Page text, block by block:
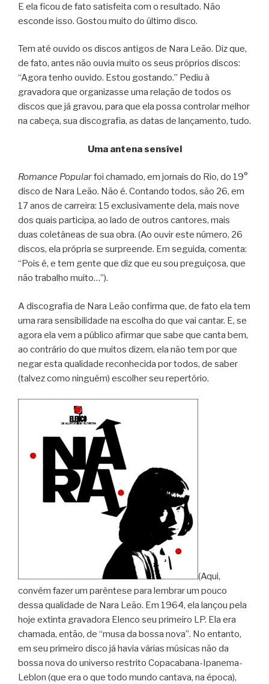
E ela ficou de fato satisfeita com o resultado. Não
esconde isso. Gostou muito do último disco.
Tem até ouvido os discos antigos de Nara Leão. Diz que,
de fato, antes não ouvia muito os seus próprios discos:
“Agora tenho ouvido. Estou gostando.” Pediu à
gravadora que organizasse uma relação de todos os
discos que já gravou, para que ela possa controlar melhor
na cabeça, sua discografia, as datas de lançamento, tudo.
Uma antena sensível
Romance Popularfoi chamado, em jornais do Rio, do 19°
disco de Nara Leão. Não é. Contando todos, são 26, em
17 anos de carreira: 15 exclusivamente dela, mais nove
dos quais participa, ao lado de outros cantores, mais
duas coletâneas de sua obra. (Ao ouvir este número, 26
discos, ela própria se surpreende. Em seguida, comenta:
“Pois é, e tem gente que diz que eu sou preguiçosa, que
não trabalho muito…”).
A discografia de Nara Leão confirma que, de fato ela tem
uma rara sensibilidade na escolha do que vai cantar. E, se
agora ela vem a público afirmar que sabe que canta bem,
ao contrário do que muitos dizem, ela não tem por que
negar esta qualidade reconhecida por todos, de saber
(talvez como ninguém) escolher seu repertório.
(Aqui,
convém fazer um parêntese para lembrar um pouco
dessa qualidade de Nara Leão. Em 1964, ela lançou pela
hoje extinta gravadora Elenco seu primeiro LP. Ela era
chamada, então, de “musa da bossa nova”. No entanto,
em seu primeiro disco já havia várias músicas não da
bossa nova do universo restrito Copacabana-Ipanema-
Leblon (que era o que todo mundo cantava, na época),